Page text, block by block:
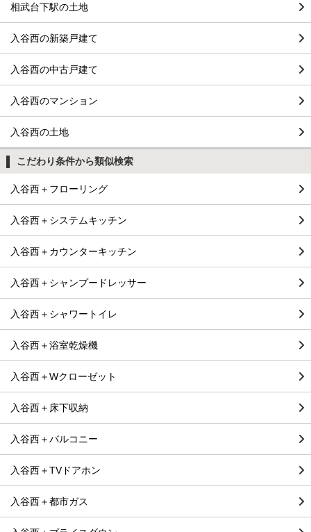
相武台下駅の土地
入谷西の新築戸建て
入谷西の中古戸建て
入谷西のマンション
入谷西の土地
こだわり条件から類似検索
入谷西＋フローリング
入谷西＋システムキッチン
入谷西＋カウンターキッチン
入谷西＋シャンプードレッサー
入谷西＋シャワートイレ
入谷西＋浴室乾燥機
入谷西＋Wクローゼット
入谷西＋床下収納
入谷西＋バルコニー
入谷西＋TVドアホン
入谷西＋都市ガス